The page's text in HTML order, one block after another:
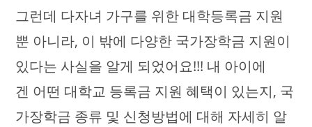
그런데 다자녀 가구를 위한 대학등록금 지원
뿐 아니라, 이 밖에 다양한 국가장학금 지원이
있다는 사실을 알게 되었어요!!! 내 아이에
겐 어떤 대학교 등록금 지원 혜택이 있는지, 국
가장학금 종류 및 신청방법에 대해 자세히 알